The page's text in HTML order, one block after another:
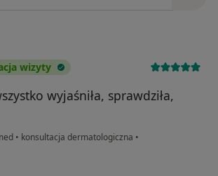
wizyty
wyjaśniła, sprawdziła,
• konsultacja dermatologiczna •